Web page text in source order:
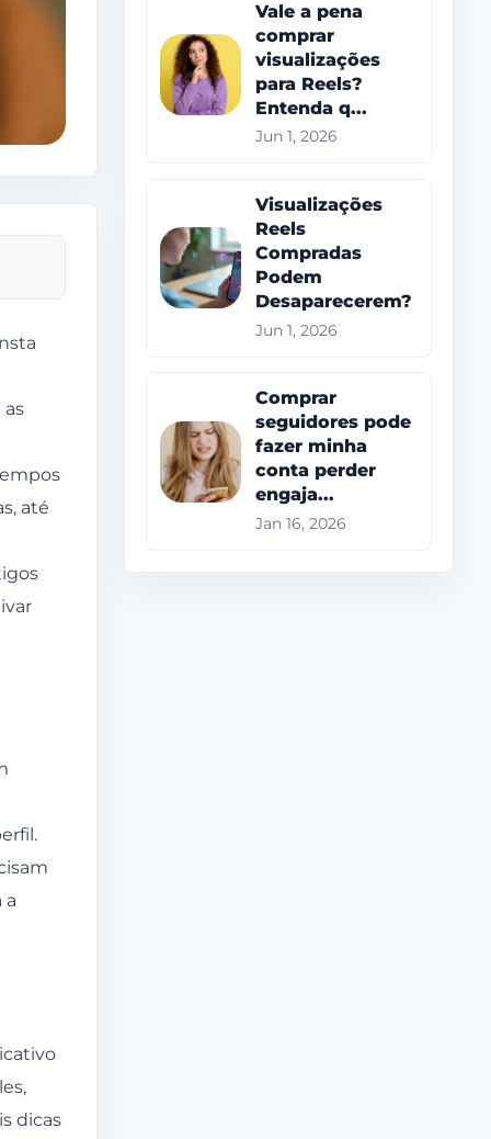
até
a
dicas
Vale a pena
comprar
visualizações
para Reels?
Entenda q...
Jun 1, 2026
Visualizações
Reels
Compradas
Podem
Desaparecerem?
Jun 1, 2026
Comprar
seguidores pode
fazer minha
conta perder
engaja...
Jan 16, 2026